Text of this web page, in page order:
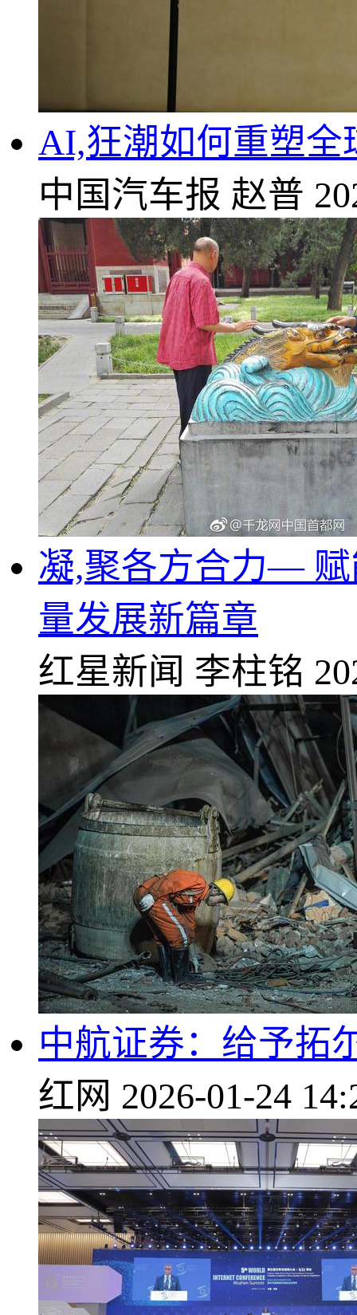
AI,狂潮如何重塑全
中国汽车报 赵普
凝,聚各方合力— 赋
量发展新篇章
红星新闻 李柱铭
中航证券：给予拓
红网 2026-01-24